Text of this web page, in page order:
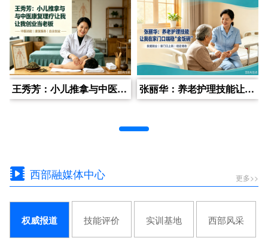
王秀芳：小儿推拿与中医康复理疗让我创业当老板 张丽华：养老护理技能让我在家门口端稳“金饭碗”
西部融媒体中心 更多>>
权威报道 技能评价 实训基地 西部风采